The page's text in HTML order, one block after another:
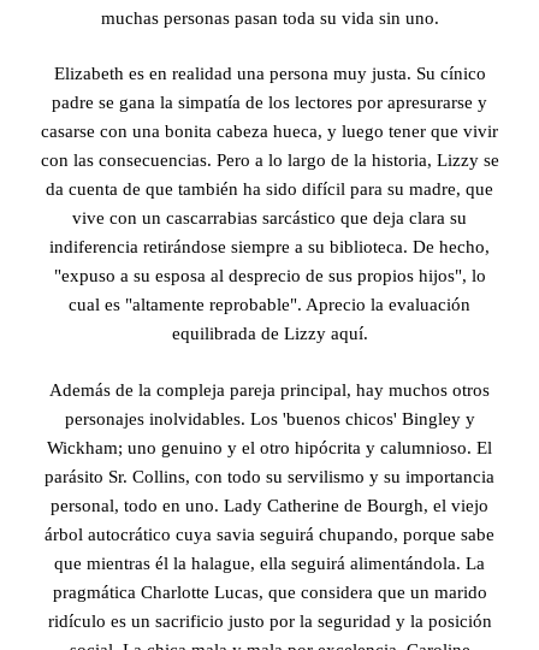
muchas personas pasan toda su vida sin uno.
Elizabeth es en realidad una persona muy justa. Su cínico
padre se gana la simpatía de los lectores por apresurarse y
casarse con una bonita cabeza hueca, y luego tener que vivir
con las consecuencias. Pero a lo largo de la historia, Lizzy se
da cuenta de que también ha sido difícil para su madre, que
vive con un cascarrabias sarcástico que deja clara su
indiferencia retirándose siempre a su biblioteca. De hecho,
"expuso a su esposa al desprecio de sus propios hijos", lo
cual es "altamente reprobable". Aprecio la evaluación
equilibrada de Lizzy aquí.
Además de la compleja pareja principal, hay muchos otros
personajes inolvidables. Los 'buenos chicos' Bingley y
Wickham; uno genuino y el otro hipócrita y calumnioso. El
parásito Sr. Collins, con todo su servilismo y su importancia
personal, todo en uno. Lady Catherine de Bourgh, el viejo
árbol autocrático cuya savia seguirá chupando, porque sabe
que mientras él la halague, ella seguirá alimentándola. La
pragmática Charlotte Lucas, que considera que un marido
ridículo es un sacrificio justo por la seguridad y la posición